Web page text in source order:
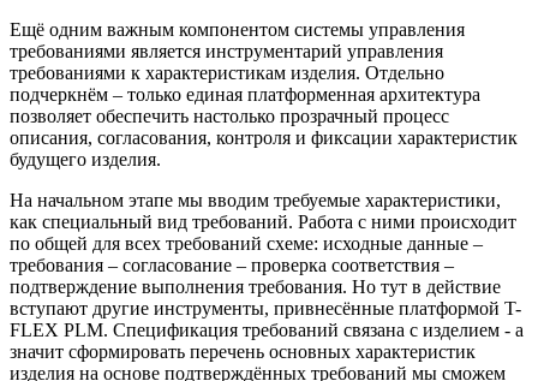
Ещё одним важным компонентом системы управления
требованиями является инструментарий управления
требованиями к характеристикам изделия. Отдельно
подчеркнём – только единая платформенная архитектура
позволяет обеспечить настолько прозрачный процесс
описания, согласования, контроля и фиксации характеристик
будущего изделия.
На начальном этапе мы вводим требуемые характеристики,
как специальный вид требований. Работа с ними происходит
по общей для всех требований схеме: исходные данные –
требования – согласование – проверка соответствия –
подтверждение выполнения требования. Но тут в действие
вступают другие инструменты, привнесённые платформой T-
FLEX PLM. Спецификация требований связана с изделием - а
значит сформировать перечень основных характеристик
изделия на основе подтверждённых требований мы сможем